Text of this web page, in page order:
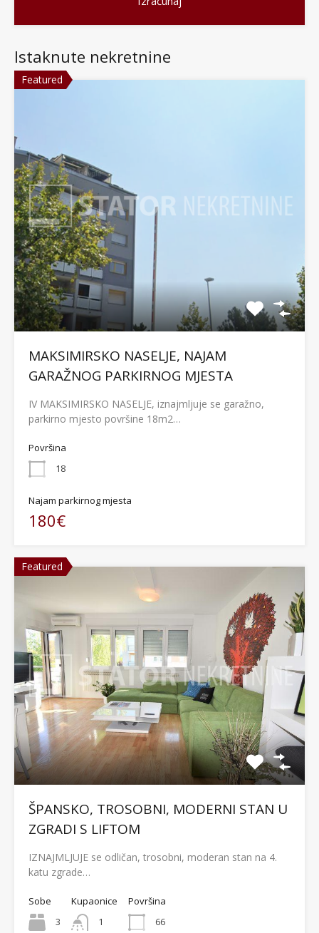
Istaknute nekretnine
Featured
MAKSIMIRSKO NASELJE, NAJAM
GARAŽNOG PARKIRNOG MJESTA
IV MAKSIMIRSKO NASELJE, iznajmljuje se garažno,
parkirno mjesto površine 18m2…
Površina
18
Najam parkirnog mjesta
180€
Featured
ŠPANSKO, TROSOBNI, MODERNI STAN U
ZGRADI S LIFTOM
IZNAJMLJUJE se odličan, trosobni, moderan stan na 4.
katu zgrade…
Sobe
3
Kupaonice
1
Površina
66